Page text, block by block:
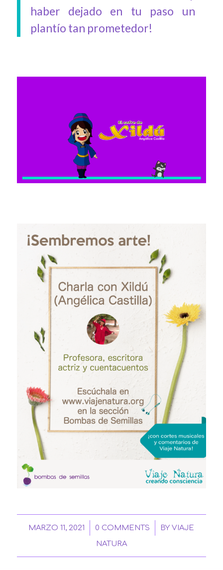
haber dejado en tu paso un
plantío tan prometedor!
MARZO 11, 2021
/ 0 COMMENTS
/ BYVIAJE
NATURA